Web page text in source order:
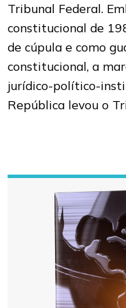
Tribunal Federal.
constitucional de
de cúpula e como
constitucional, a
jurídico-político-
República levou o